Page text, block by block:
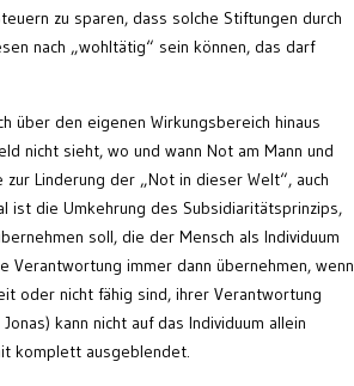
zu sparen, dass solche Stiftungen durch
nach „wohltätig“ sein können, das darf
über den eigenen Wirkungsbereich hinaus
nicht sieht, wo und wann Not am Mann und
Linderung der „Not in dieser Welt“, auch
ist die Umkehrung des Subsidiaritätsprinzips,
soll, die der Mensch als Individuum
Verantwortung immer dann übernehmen, wenn
oder nicht fähig sind, ihrer Verantwortung
kann nicht auf das Individuum allein
komplett ausgeblendet.